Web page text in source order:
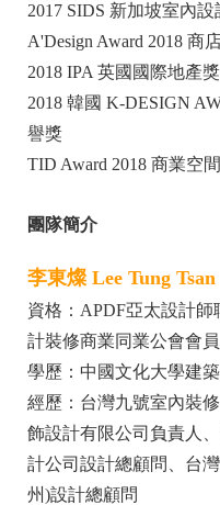
2017 SIDS 新加坡室內
A'Design Award 2018 商
2018 IPA 英國國際地產
2018 韓國 K-DESIGN
譽獎
TID Award 2018 商業空
團隊簡介
李東燦 Lee Tung Tsan
資格：APDF亞太設計
計裝修商業同業公會會員
學歷：中國文化大學建
經歷：台灣九號室內裝
飾設計有限公司負責人
計公司設計總顧問、台
州)設計總顧問